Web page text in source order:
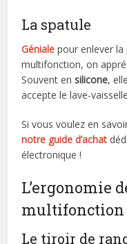
La spatule
Géniale pour enlever
multifonction, on
Souvent ensilicone,
accepte le lave-
Si vous voulez en
notre guide d’achat
électronique !
L’ergonomie
multifonction
Le tiroir de